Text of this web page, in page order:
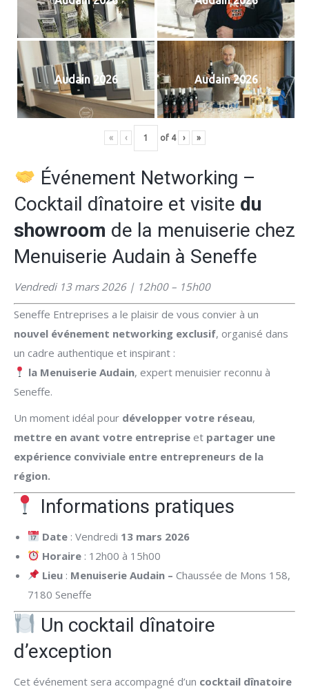
Audain 2026 Audain 2026
« ‹ of 4 › »
Événement Networking –
Cocktail dînatoire et visite du
showroom de la menuiserie chez
Menuiserie Audain à Seneffe
Vendredi 13 mars 2026 | 12h00 – 15h00
Seneffe Entreprises a le plaisir de vous convier à un
nouvel événement networking exclusif, organisé dans
un cadre authentique et inspirant :
la Menuiserie Audain, expert menuisier reconnu à
Seneffe.
Un moment idéal pour développer votre réseau,
mettre en avant votre entreprise et partager une
expérience conviviale entre entrepreneurs de la
région.
Informations pratiques
Date : Vendredi 13 mars 2026
Horaire : 12h00 à 15h00
Lieu : Menuiserie Audain –Chaussée de Mons 158,
7180 Seneffe
Un cocktail dînatoire
d’exception
Cet événement sera accompagné d’un cocktail dînatoire